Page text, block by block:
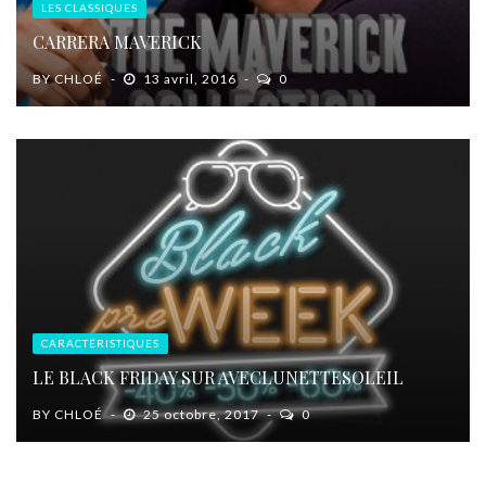
LES CLASSIQUES
CARRERA MAVERICK
BYCHLOÉ 13 avril, 2016 0
CARACTÉRISTIQUES
LE BLACK FRIDAY SUR AVECLUNETTESOLEIL
BY CHLOÉ 25 octobre, 2017 0